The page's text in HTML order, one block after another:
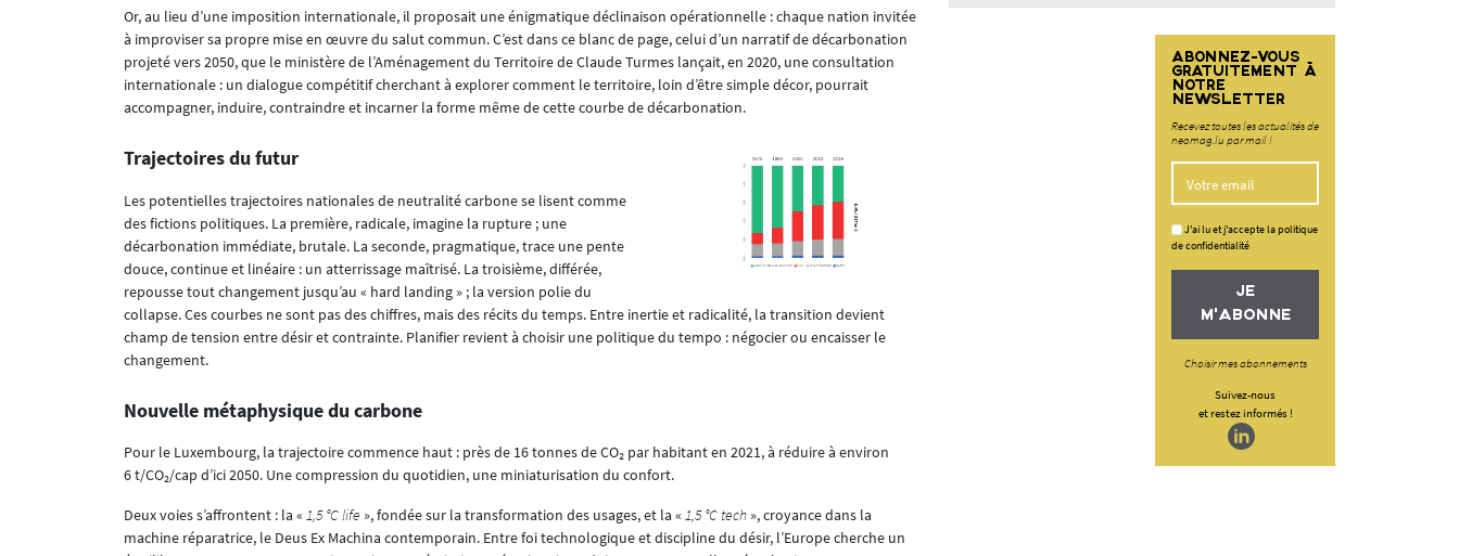
Or, au lieu d’une imposition internationale, il proposait une énigmatique déclinaison opérationnelle : chaque nation invitée
à improviser sa propre mise en œuvre du salut commun. C’est dans ce blanc de page, celui d’un narratif de décarbonation
projeté vers 2050, que le ministère de l’Aménagement du Territoire de Claude Turmes lançait, en 2020, une consultation
internationale : un dialogue compétitif cherchant à explorer comment le territoire, loin d’être simple décor, pourrait
accompagner, induire, contraindre et incarner la forme même de cette courbe de décarbonation.
Trajectoires du futur
Les potentielles trajectoires nationales de neutralité carbone se lisent comme
des fictions politiques. La première, radicale, imagine la rupture ; une
décarbonation immédiate, brutale. La seconde, pragmatique, trace une pente
douce, continue et linéaire : un atterrissage maîtrisé. La troisième, différée,
repousse tout changement jusqu’au « hard landing » ; la version polie du
collapse. Ces courbes ne sont pas des chiffres, mais des récits du temps. Entre inertie et radicalité, la transition devient
champ de tension entre désir et contrainte. Planifier revient à choisir une politique du tempo : négocier ou encaisser le
changement.
Nouvelle métaphysique du carbone
Pour le Luxembourg, la trajectoire commence haut : près de 16 tonnes de CO₂ par habitant en 2021, à réduire à environ
6 t/CO₂/cap d’ici 2050. Une compression du quotidien, une miniaturisation du confort.
Deux voies s’affrontent : la « 1,5 °C life », fondée sur la transformation des usages, et la « 1,5 °C tech », croyance dans la
machine réparatrice, le Deus Ex Machina contemporain. Entre foi technologique et discipline du désir, l’Europe cherche un
ABONNEZ-VOUS
GRATUITEMENT À
NOTRE
NEWSLETTER
Recevez toutes les actualités de
neomag.lu par mail !
J'ai lu et j'accepte la politique
de confidentialité
JE
M'ABONNE
Choisir mes abonnements
Suivez-nous
et restez informés !